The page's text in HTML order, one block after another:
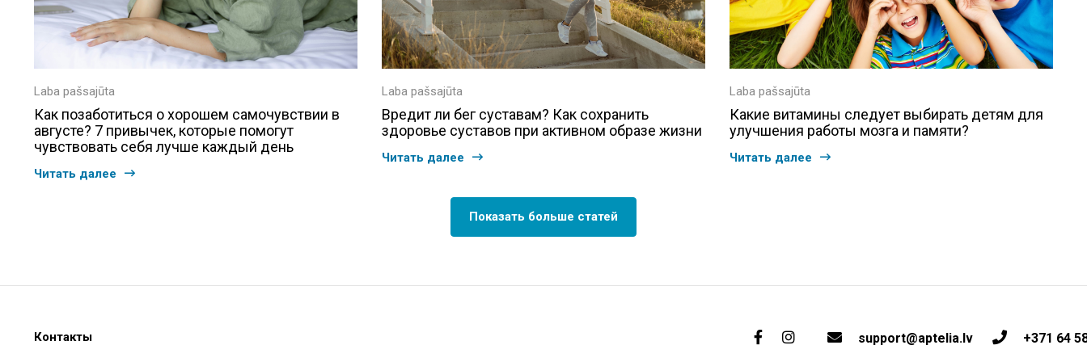
Laba pašsajūta
Как позаботиться о хорошем самочувствии в
августе? 7 привычек, которые помогут
чувствовать себя лучше каждый день
Читать далее
Laba pašsajūta
Вредит ли бег суставам? Как сохранить
здоровье суставов при активном образе жизни
Читать далее
Laba pašsajūta
Какие витамины следует выбирать детям для
улучшения работы мозга и памяти?
Читать далее
Показать больше статей
Контакты support@aptelia.lv +371 64